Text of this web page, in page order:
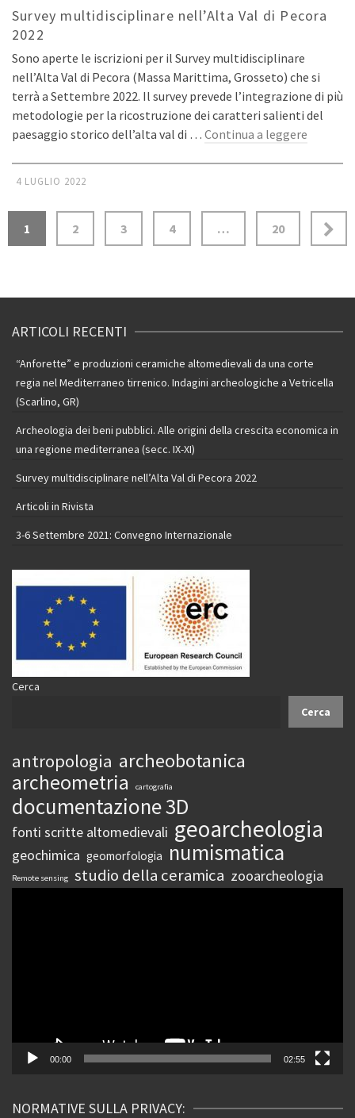
Survey multidisciplinare nell’Alta Val di Pecora
2022
Sono aperte le iscrizioni per il Survey multidisciplinare
nell’Alta Val di Pecora (Massa Marittima, Grosseto) che si
terrà a Settembre 2022. Il survey prevede l’integrazione di più
metodologie per la ricostruzione dei caratteri salienti del
paesaggio storico dell’alta val di … Continua a leggere
4 LUGLIO 2022
1 2 3 4 … 20
ARTICOLI RECENTI
“Anforette” e produzioni ceramiche altomedievali da una corte
regia nel Mediterraneo tirrenico. Indagini archeologiche a Vetricella
(Scarlino, GR)
Archeologia dei beni pubblici. Alle origini della crescita economica in
una regione mediterranea (secc. IX-XI)
Survey multidisciplinare nell’Alta Val di Pecora 2022
Articoli in Rivista
3-6 Settembre 2021: Convegno Internazionale
Cerca
Cerca
antropologia archeobotanica
archeometria cartografia
documentazione 3D
fonti scritte altomedievali geoarcheologia
geochimica geomorfologia numismatica
Remote sensing studio della ceramica zooarcheologia
00:00 02:55
NORMATIVE SULLA PRIVACY: